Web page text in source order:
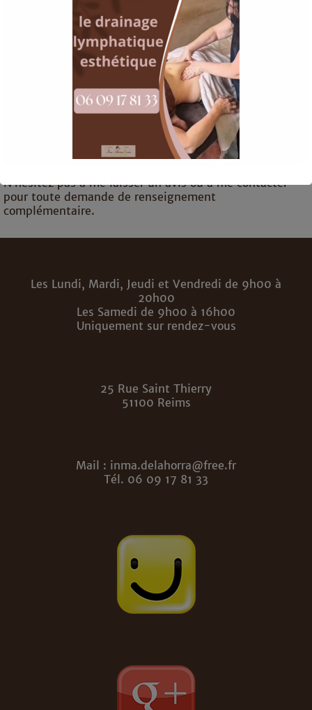
©OpenStreetMap
N’hésitez pas à me laisser un avis ou à me contacter
pour toute demande de renseignement
complémentaire.
Les Lundi, Mardi, Jeudi et Vendredi de 9h00 à
20h00
Les Samedi de 9h00 à 16h00
Uniquement sur rendez-vous
25 Rue Saint Thierry
51100 Reims
Mail : inma.delahorra@free.fr
Tél. 06 09 17 81 33
Ceci fermera dans